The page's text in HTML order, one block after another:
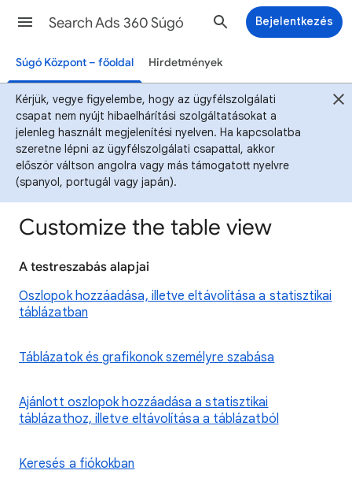
Search Ads 360 Súgó Bejelentkezés
Súgó Központ – főoldal Hirdetmények
Kérjük, vegye figyelembe, hogy az ügyfélszolgálati
csapat nem nyújt hibaelhárítási szolgáltatásokat a
jelenleg használt megjelenítési nyelven. Ha kapcsolatba
szeretne lépni az ügyfélszolgálati csapattal, akkor
először váltson angolra vagy más támogatott nyelvre
(spanyol, portugál vagy japán).
Customize the table view
A testreszabás alapjai
Oszlopok hozzáadása, illetve eltávolítása a statisztikai
táblázatban
Táblázatok és grafikonok személyre szabása
Ajánlott oszlopok hozzáadása a statisztikai
táblázathoz, illetve eltávolítása a táblázatból
Keresés a fiókokban